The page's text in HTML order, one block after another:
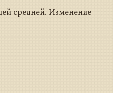
средней. Изменение